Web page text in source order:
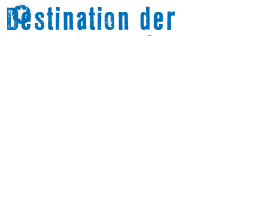
Destination der
Zukunft: Studiere